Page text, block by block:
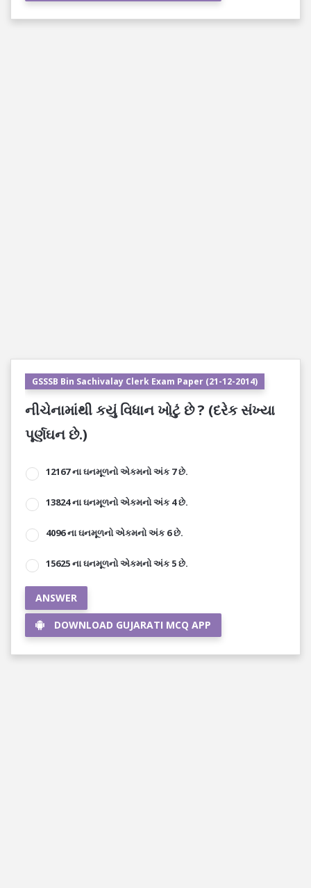
GSSSB Bin Sachivalay Clerk Exam Paper (21-12-2014)
નીચેનામાંથી કયું વિધાન ખોટું છે ? (દરેક સંખ્યા
પૂર્ણઘન છે.)
12167 ના ઘનમૂળનો એકમનો અંક 7 છે.
13824 ના ઘનમૂળનો એકમનો અંક 4 છે.
4096 ના ઘનમૂળનો એકમનો અંક 6 છે.
15625 ના ઘનમૂળનો એકમનો અંક 5 છે.
ANSWER
DOWNLOAD GUJARATI MCQ APP